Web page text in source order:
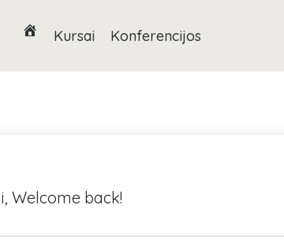
Kursai Konferencijos
Welcome back!